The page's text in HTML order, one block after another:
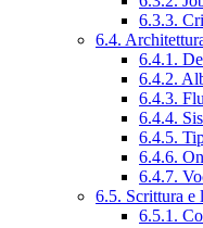
6.3.3.
6.4.
6.4.1.
6.4.2.
6.4.3.
6.4.4.
6.4.5.
6.4.6.
6.4.7.
6.5. Scrittura e
6.5.1.